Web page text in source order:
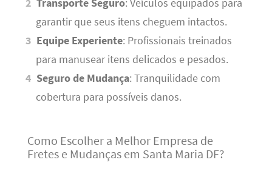
Transporte Seguro: Veículos equipados para
garantir que seus itens cheguem intactos.
Equipe Experiente: Profissionais treinados
para manusear itens delicados e pesados.
Seguro de Mudança: Tranquilidade com
cobertura para possíveis danos.
Como Escolher a Melhor Empresa de
Fretes e Mudanças em Santa Maria DF?